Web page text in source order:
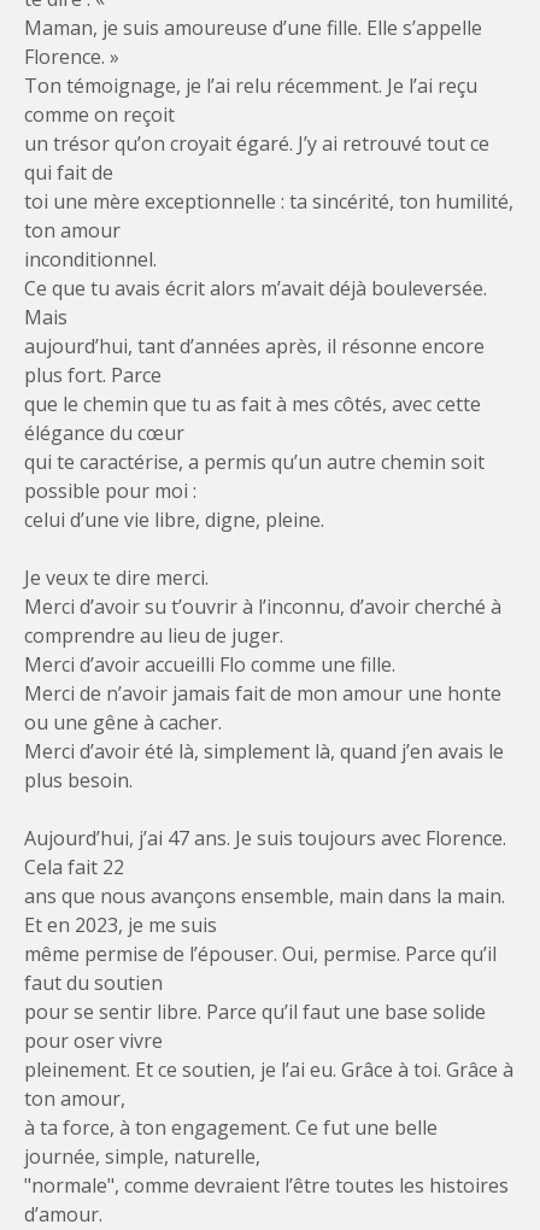
Maman, je suis amoureuse d’une fille. Elle s’appelle
Florence. »
Ton témoignage, je l’ai relu récemment. Je l’ai reçu
comme on reçoit
un trésor qu’on croyait égaré. J’y ai retrouvé tout ce
qui fait de
toi une mère exceptionnelle : ta sincérité, ton humilité,
ton amour
inconditionnel.
Ce que tu avais écrit alors m’avait déjà bouleversée.
Mais
aujourd’hui, tant d’années après, il résonne encore
plus fort. Parce
que le chemin que tu as fait à mes côtés, avec cette
élégance du cœur
qui te caractérise, a permis qu’un autre chemin soit
possible pour moi :
celui d’une vie libre, digne, pleine.
Je veux te dire merci.
Merci d’avoir su t’ouvrir à l’inconnu, d’avoir cherché à
comprendre au lieu de juger.
Merci d’avoir accueilli Flo comme une fille.
Merci de n’avoir jamais fait de mon amour une honte
ou une gêne à cacher.
Merci d’avoir été là, simplement là, quand j’en avais le
plus besoin.
Aujourd’hui, j’ai 47 ans. Je suis toujours avec Florence.
Cela fait 22
ans que nous avançons ensemble, main dans la main.
Et en 2023, je me suis
même permise de l’épouser. Oui, permise. Parce qu’il
faut du soutien
pour se sentir libre. Parce qu’il faut une base solide
pour oser vivre
pleinement. Et ce soutien, je l’ai eu. Grâce à toi. Grâce à
ton amour,
à ta force, à ton engagement. Ce fut une belle
journée, simple, naturelle,
"normale", comme devraient l’être toutes les histoires
d’amour.